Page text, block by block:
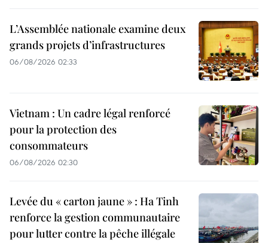
L’Assemblée nationale examine deux
grands projets d’infrastructures
06/08/2026 02:33
Vietnam : Un cadre légal renforcé
pour la protection des
consommateurs
06/08/2026 02:30
Levée du « carton jaune » : Ha Tinh
renforce la gestion communautaire
pour lutter contre la pêche illégale